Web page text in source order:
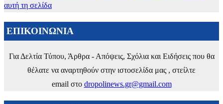
αυτή τη σελίδα
ΕΠΙΚΟΙΝΩΝΙΑ
Για Δελτία Τύπου, Άρθρα - Απόψεις, Σχόλια και Ειδήσεις που θα
θέλατε να αναρτηθούν στην ιστοσελίδα μας , στείλτε
email στο dropolinews.gr@gmail.com